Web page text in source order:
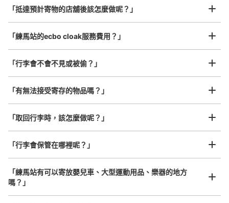
从西武池袋線練馬駅站步行0分钟。
本日營業時間 :00:00 〜00:00
商業施設に入ると、すぐ右側にあります。みずほ銀行の
ATMのすぐ先になります。
可保管的行李數
大的
工作人員拍完行李照片後
我們與許多地點方便的車站內店舖以及24小時營業的店鋪合作。
任何尺寸的行李都OK
¥800/日
「抵達預計寄物的店舖後該怎麼做呢？」
「練馬站的ecbo cloak服務費用？」
「行李會不會不見或被偷？」
「有無法接受寄存的物品嗎？」
「取回行李時，該怎麼做呢？」
「行李會保管在哪裡呢？」
「練馬站有可以寄放嬰兒車、大型運動用品、樂器的地方
嗎？」